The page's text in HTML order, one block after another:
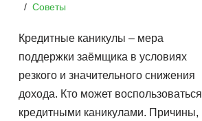
Советы
Кредитные каникулы – мера
поддержки заёмщика в условиях
резкого и значительного снижения
дохода. Кто может воспользоваться
кредитными каникулами. Причины,